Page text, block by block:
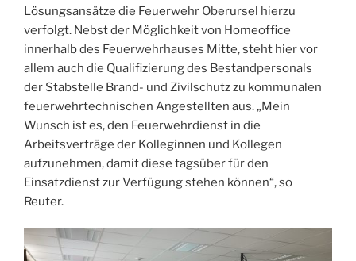
Lösungsansätze die Feuerwehr Oberursel hierzu
verfolgt. Nebst der Möglichkeit von Homeoffice
innerhalb des Feuerwehrhauses Mitte, steht hier vor
allem auch die Qualifizierung des Bestandpersonals
der Stabstelle Brand- und Zivilschutz zu kommunalen
feuerwehrtechnischen Angestellten aus. „Mein
Wunsch ist es, den Feuerwehrdienst in die
Arbeitsverträge der Kolleginnen und Kollegen
aufzunehmen, damit diese tagsüber für den
Einsatzdienst zur Verfügung stehen können“, so
Reuter.